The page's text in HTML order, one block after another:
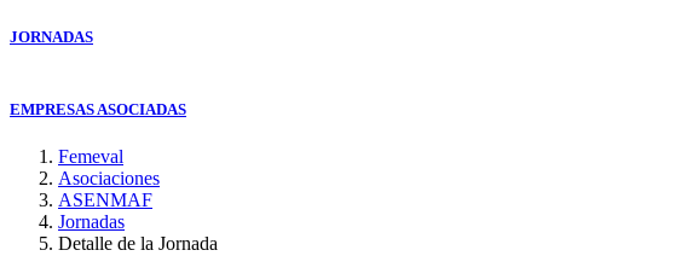
JORNADAS
EMPRESAS ASOCIADAS
Femeval
Asociaciones
ASENMAF
Jornadas
Detalle de la Jornada